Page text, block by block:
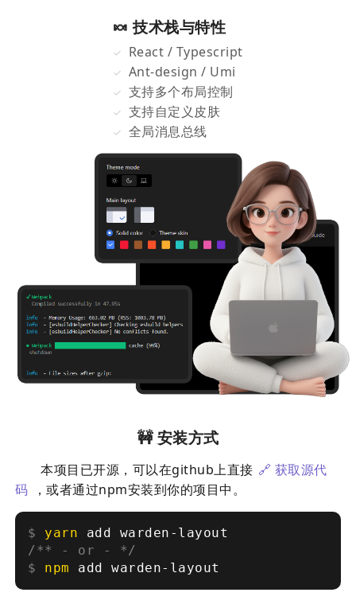
🍬 技术栈与特性
React / Typescript
Ant-design / Umi
支持多个布局控制
支持自定义皮肤
全局消息总线
🚧 安装方式
本项目已开源，可以在github上直接 🔗 获取源代
码
，或者通过npm安装到你的项目中。
$ yarn add warden-layout
/** - or - */
$ npm add warden-layout